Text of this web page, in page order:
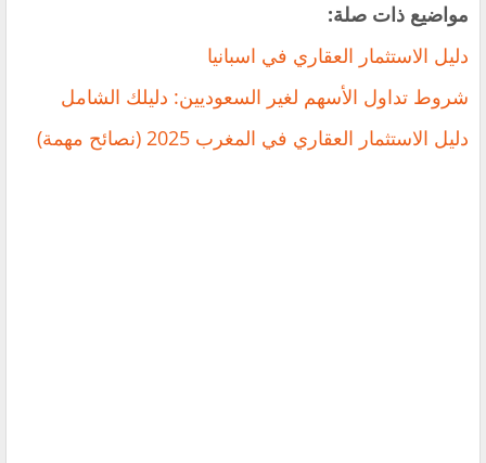
مواضيع ذات صلة:
دليل الاستثمار العقاري في اسبانيا
شروط ‏تداول الأسهم لغير السعوديين: دليلك الشامل
دليل الاستثمار العقاري في المغرب 2025 (نصائح مهمة)